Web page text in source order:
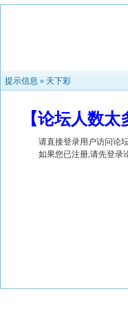
提示信息 » 天下彩
【论坛人数
请直接登录用户访问论
如果您已注册,请先登录